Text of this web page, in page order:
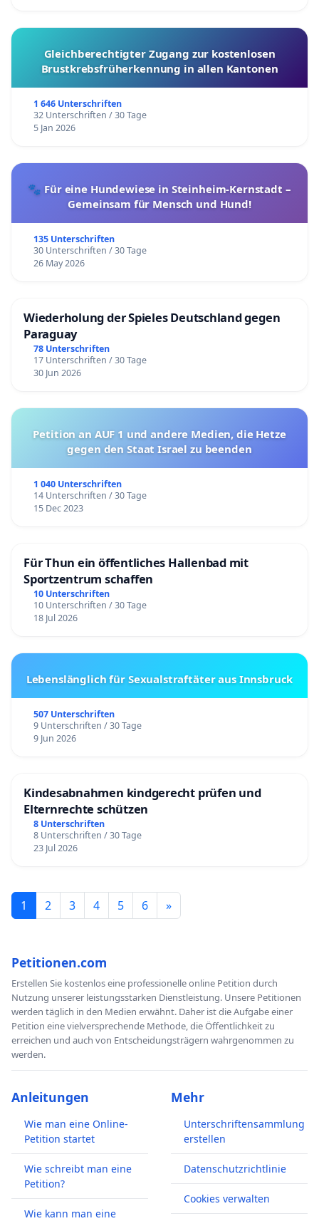
Gleichberechtigter Zugang zur kostenlosen
Brustkrebsfrüherkennung in allen Kantonen
1 646 Unterschriften
32 Unterschriften / 30 Tage
5 Jan 2026
🐾 Für eine Hundewiese in Steinheim-Kernstadt –
Gemeinsam für Mensch und Hund!
135 Unterschriften
30 Unterschriften / 30 Tage
26 May 2026
Wiederholung der Spieles Deutschland gegen
Paraguay
78 Unterschriften
17 Unterschriften / 30 Tage
30 Jun 2026
Petition an AUF 1 und andere Medien, die Hetze
gegen den Staat Israel zu beenden
1 040 Unterschriften
14 Unterschriften / 30 Tage
15 Dec 2023
Für Thun ein öffentliches Hallenbad mit
Sportzentrum schaffen
10 Unterschriften
10 Unterschriften / 30 Tage
18 Jul 2026
Lebenslänglich für Sexualstraftäter aus Innsbruck
507 Unterschriften
9 Unterschriften / 30 Tage
9 Jun 2026
Kindesabnahmen kindgerecht prüfen und
Elternrechte schützen
8 Unterschriften
8 Unterschriften / 30 Tage
23 Jul 2026
1 2 3 4 5 6 »
Petitionen.com
Erstellen Sie kostenlos eine professionelle online Petition durch
Nutzung unserer leistungsstarken Dienstleistung. Unsere Petitionen
werden täglich in den Medien erwähnt. Daher ist die Aufgabe einer
Petition eine vielversprechende Methode, die Öffentlichkeit zu
erreichen und auch von Entscheidungsträgern wahrgenommen zu
werden.
Anleitungen
Wie man eine Online-
Petition startet
Wie schreibt man eine
Petition?
Wie kann man eine
Mehr
Unterschriftensammlung
erstellen
Datenschutzrichtlinie
Cookies verwalten